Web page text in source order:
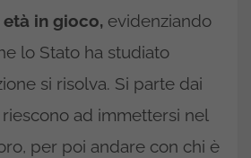
età in gioco, evidenziando
lo Stato ha studiato
si risolva. Si parte dai
ad immettersi nel
per poi andare con chi è